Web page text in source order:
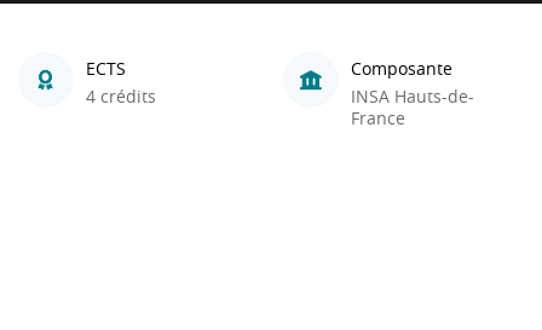
ECTS
4 crédits
Composante
INSA Hauts-de-
France